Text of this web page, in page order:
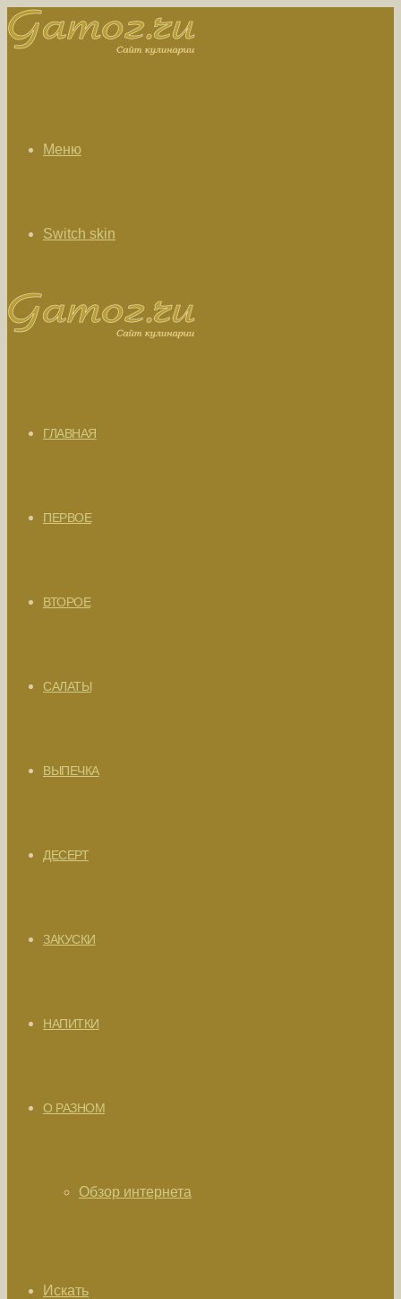
Меню
Switch skin
ГЛАВНАЯ
ПЕРВОЕ
ВТОРОЕ
САЛАТЫ
ВЫПЕЧКА
ДЕСЕРТ
ЗАКУСКИ
НАПИТКИ
О РАЗНОМ
Обзор интернета
Искать